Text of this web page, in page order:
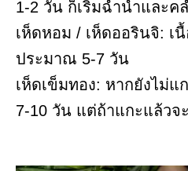
1-2 วัน ก็เริ่มฉ่ำน้ำและค
เห็ดหอม / เห็ดออรินจิ: เ
ประมาณ 5-7 วัน
เห็ดเข็มทอง: หากยังไม่
7-10 วัน แต่ถ้าแกะแล้วจ